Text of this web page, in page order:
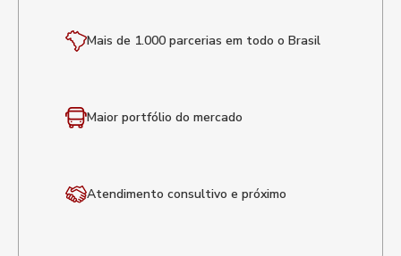
Mais de 1.000 parcerias em todo o Brasil
Maior portfólio do mercado
Atendimento consultivo e próximo